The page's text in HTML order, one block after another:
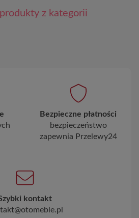
z kategorii
Bezpieczne płatności
bezpieczeństwo
zapewnia Przelewy24
kontakt